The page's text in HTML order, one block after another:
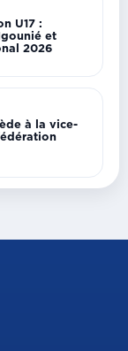
U17 :
et
2026
à la vice-